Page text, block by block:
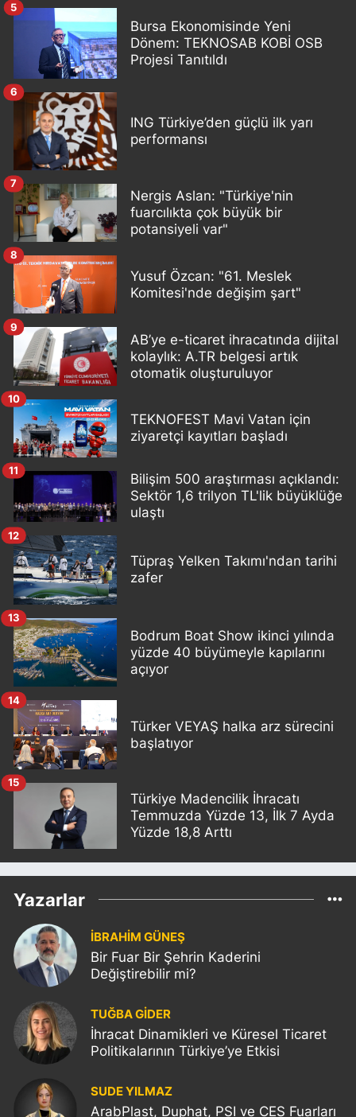
Bursa Ekonomisinde Yeni
Dönem: TEKNOSAB KOBİ OSB
Projesi Tanıtıldı
5
ING Türkiye’den güçlü ilk yarı
performansı
6
Nergis Aslan: "Türkiye'nin
fuarcılıkta çok büyük bir
potansiyeli var"
7
Yusuf Özcan: "61. Meslek
Komitesi'nde değişim şart"
8
AB’ye e-ticaret ihracatında dijital
kolaylık: A.TR belgesi artık
otomatik oluşturuluyor
9
TEKNOFEST Mavi Vatan için
ziyaretçi kayıtları başladı
10
Bilişim 500 araştırması açıklandı:
Sektör 1,6 trilyon TL'lik büyüklüğe
ulaştı
11
Tüpraş Yelken Takımı'ndan tarihi
zafer
12
Bodrum Boat Show ikinci yılında
yüzde 40 büyümeyle kapılarını
açıyor
13
Türker VEYAŞ halka arz sürecini
başlatıyor
14
Türkiye Madencilik İhracatı
Temmuzda Yüzde 13, İlk 7 Ayda
Yüzde 18,8 Arttı
15
Yazarlar
İBRAHİM GÜNEŞ
Bir Fuar Bir Şehrin Kaderini
Değiştirebilir mi?
TUĞBA GİDER
İhracat Dinamikleri ve Küresel Ticaret
Politikalarının Türkiye’ye Etkisi
SUDE YILMAZ
ArabPlast, Duphat, PSI ve CES Fuarları